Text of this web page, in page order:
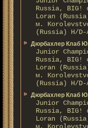
Russia, BIG!
Loran
м.
(Russia) H/
Дюрбахлер Клаб
Junior
Russia, BIG!
Loran
м.
(Russia) H/
Дюрбахлер Клаб
Junior
Russia, BIG!
Loran